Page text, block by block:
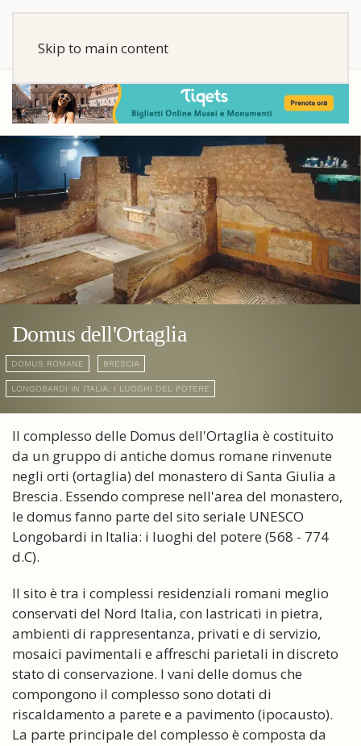
Skip to main content
Domus dell'Ortaglia
DOMUS ROMANE BRESCIA
LONGOBARDI IN ITALIA. I LUOGHI DEL POTERE
Il complesso delle Domus dell'Ortaglia è costituito
da un gruppo di antiche domus romane rinvenute
negli orti (ortaglia) del monastero di Santa Giulia a
Brescia. Essendo comprese nell'area del monastero,
le domus fanno parte del sito seriale UNESCO
Longobardi in Italia: i luoghi del potere (568 - 774
d.C).
Il sito è tra i complessi residenziali romani meglio
conservati del Nord Italia, con lastricati in pietra,
ambienti di rappresentanza, privati e di servizio,
mosaici pavimentali e affreschi parietali in discreto
stato di conservazione. I vani delle domus che
compongono il complesso sono dotati di
riscaldamento a parete e a pavimento (ipocausto).
La parte principale del complesso è composta da